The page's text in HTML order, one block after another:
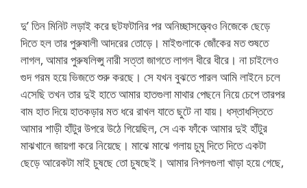
দু’ তিন মিনিট লড়াই করে ছটফটানির পর অনিচ্ছাসত্ত্বেও নিজেকে ছেড়ে
দিতে হল তার পুরুষালী আদরের তোড়ে। মাইগুলাকে জোঁকের মত শুষতে
লাগল, আমার পুরুষলিপ্সু নারী সত্তা জাগতে লাগল ধীরে ধীরে। না চাইলেও
গুদ গরম হয়ে ভিজতে শুরু করছে। সে যখন বুঝতে পারল আমি লাইনে চলে
এসেছি তখন তার দুই হাতে আমার হাতগুলা মাথার পেছনে নিয়ে চেপে তারপর
বাম হাত দিয়ে হাতকড়ার মত ধরে রাখল যাতে ছুটে না যায়। ধস্তাধস্তিতে
আমার শাড়ী হাঁটুর উপরে উঠে গিয়েছিল, সে এক ফাঁকে আমার দুই হাঁটুর
মাঝখানে জায়গা করে নিয়েছে। মাঝে মাঝে গলায় চুমু দিতে দিতে একটা
ছেড়ে আরেকটা মাই চুষছে তো চুষছেই। আমার নিপলগুলা খাড়া হয়ে গেছে,